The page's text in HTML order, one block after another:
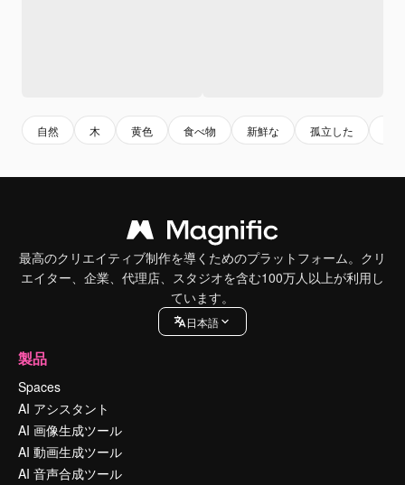
自然 木 黄色 食べ物 新鮮な 孤立した
最高のクリエイティブ制作を導くためのプラットフォーム。クリ
エイター、企業、代理店、スタジオを含む100万人以上が利用し
ています。
日本語
製品
Spaces
AI アシスタント
AI 画像生成ツール
AI 動画生成ツール
AI 音声合成ツール